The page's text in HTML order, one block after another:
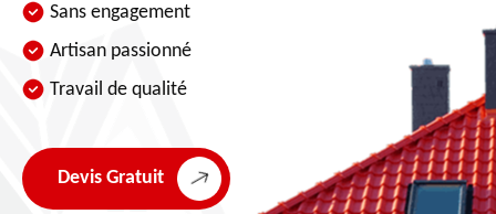
Sans engagement
Artisan passionné
Travail de qualité
Devis Gratuit